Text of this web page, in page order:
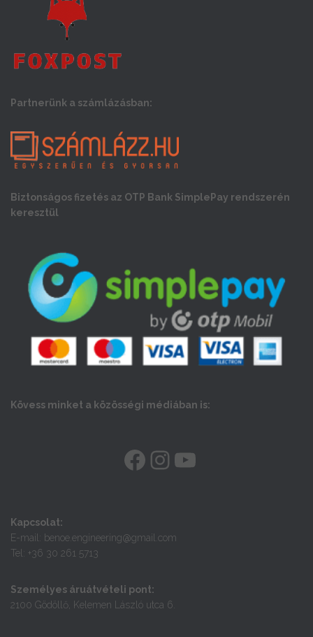
Partnerünk a számlázásban:
Biztonságos fizetés az OTP Bank SimplePay rendszerén
keresztül
Kövess minket a közösségi médiában is:
FACEBOOK INSTAGRAM
Kapcsolat:
E-mail: benoe.engineering@gmail.com
Tel: +36 30 261 5713
Személyes áruátvételi pont:
2100 Gödöllő, Kelemen László utca 6.